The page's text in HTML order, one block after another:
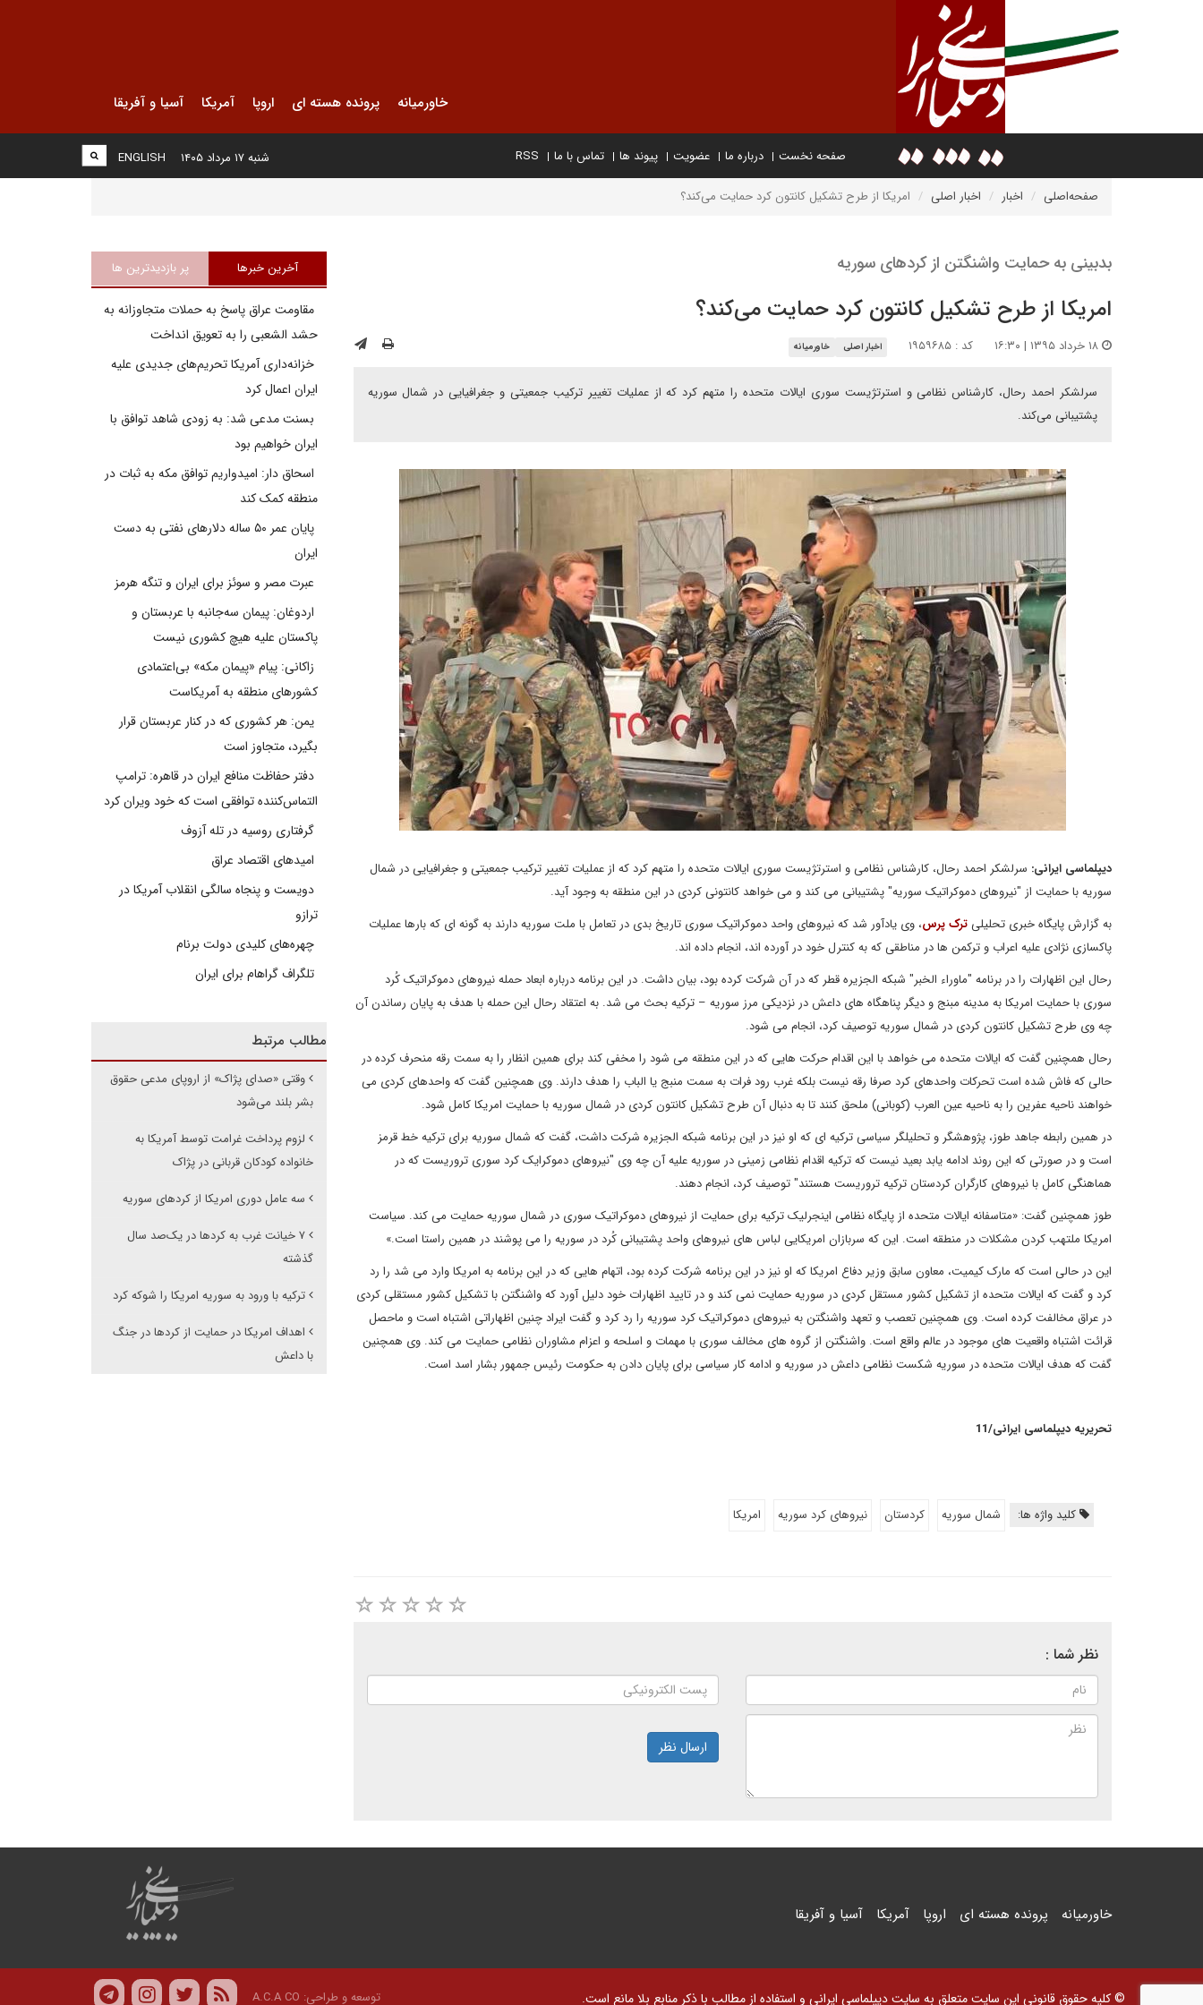
خاورمیانه پرونده هسته ای اروپا آمریکا آسیا و آفریقا
صفحه نخست درباره ما عضویت پیوند ها تماس با ما RSS
ENGLISH شنبه ۱۷ مرداد ۱۴۰۵
صفحه‌اصلی اخبار اخبار اصلی امریکا از طرح تشکیل کانتون کرد حمایت می‌کند؟
بدبینی به حمایت واشنگتن از کردهای سوریه
امریکا از طرح تشکیل کانتون کرد حمایت می‌کند؟
کد : ۱۹۵۹۶۸۵ اخبار اصلی خاورمیانه
سرلشکر احمد رحال، کارشناس نظامی و استرتژیست سوری ایالات متحده را متهم کرد که از عملیات تغییر ترکیب جمعیتی و جغرافیایی در شمال سوریه
پشتیبانی می‌کند.
دیپلماسی ایرانی: سرلشکر احمد رحال، کارشناس نظامی و استرتژیست سوری ایالات متحده را متهم کرد که از عملیات تغییر ترکیب جمعیتی و جغرافیایی در شمال
سوریه با حمایت از "نیروهای دموکراتیک سوریه" پشتیبانی می کند و می خواهد کانتونی کردی در این منطقه به وجود آید.
به گزارش پایگاه خبری تحلیلیترک پرس، وی یادآور شد که نیروهای واحد دموکراتیک سوری تاریخ بدی در تعامل با ملت سوریه دارند به گونه ای که بارها عملیات
پاکسازی نژادی علیه اعراب و ترکمن ها در مناطقی که به کنترل خود در آورده اند، انجام داده اند.
رحال این اظهارات را در برنامه "ماوراء الخبر" شبکه الجزیره قطر که در آن شرکت کرده بود، بیان داشت. در این برنامه درباره ابعاد حمله نیروهای دموکراتیک کُرد
سوری با حمایت امریکا به مدینه مبنج و دیگر پناهگاه های داعش در نزدیکی مرز سوریه – ترکیه بحث می شد. به اعتقاد رحال این حمله با هدف به پایان رساندن آن
چه وی طرح تشکیل کانتون کردی در شمال سوریه توصیف کرد، انجام می شود.
رحال همچنین گفت که ایالات متحده می خواهد با این اقدام حرکت هایی که در این منطقه می شود را مخفی کند برای همین انظار را به سمت رقه منحرف کرده در
حالی که فاش شده است تحرکات واحدهای کرد صرفا رقه نیست بلکه غرب رود فرات به سمت منبج یا الباب را هدف دارند. وی همچنین گفت که واحدهای کردی می
خواهند ناحیه عفرین را به ناحیه عین العرب (کوبانی) ملحق کنند تا به دنبال آن طرح تشکیل کانتون کردی در شمال سوریه با حمایت امریکا کامل شود.
در همین رابطه جاهد طوز، پژوهشگر و تحلیلگر سیاسی ترکیه ای که او نیز در این برنامه شبکه الجزیره شرکت داشت، گفت که شمال سوریه برای ترکیه خط قرمز
است و در صورتی که این روند ادامه یابد بعید نیست که ترکیه اقدام نظامی زمینی در سوریه علیه آن چه وی "نیروهای دموکرایک کرد سوری تروریست که در
هماهنگی کامل با نیروهای کارگران کردستان ترکیه تروریست هستند" توصیف کرد، انجام دهند.
طوز همچنین گفت: «متاسفانه ایالات متحده از پایگاه نظامی اینجرلیک ترکیه برای حمایت از نیروهای دموکراتیک سوری در شمال سوریه حمایت می کند. سیاست
امریکا ملتهب کردن مشکلات در منطقه است. این که سربازان امریکایی لباس های نیروهای واحد پشتیبانی کُرد در سوریه را می پوشند در همین راستا است.»
این در حالی است که مارک کیمیت، معاون سابق وزیر دفاع امریکا که او نیز در این برنامه شرکت کرده بود، اتهام هایی که در این برنامه به امریکا وارد می شد را رد
کرد و گفت که ایالات متحده از تشکیل کشور مستقل کردی در سوریه حمایت نمی کند و در تایید اظهارات خود دلیل آورد که واشنگتن با تشکیل کشور مستقلی کردی
در عراق مخالفت کرده است. وی همچنین تعصب و تعهد واشنگتن به نیروهای دموکراتیک کرد سوریه را رد کرد و گفت ایراد چنین اظهاراتی اشتباه است و ماحصل
قرائت اشتباه واقعیت های موجود در عالم واقع است. واشنگتن از گروه های مخالف سوری با مهمات و اسلحه و اعزام مشاوران نظامی حمایت می کند. وی همچنین
گفت که هدف ایالات متحده در سوریه شکست نظامی داعش در سوریه و ادامه کار سیاسی برای پایان دادن به حکومت رئیس جمهور بشار اسد است.
تحریریه دیپلماسی ایرانی/11
کلید واژه ها: شمال سوریه کردستان نیروهای کرد سوریه امریکا
نظر شما :
ارسال نظر
آخرین خبرها پر بازدیدترین ها
مقاومت عراق پاسخ به حملات متجاوزانه به
حشد الشعبی را به تعویق انداخت
خزانه‌داری آمریکا تحریم‌های جدیدی علیه
ایران اعمال کرد
بسنت مدعی شد: به زودی شاهد توافق با
ایران خواهیم بود
اسحاق دار: امیدواریم توافق مکه به ثبات در
منطقه کمک کند
پایان عمر ۵۰ ساله دلارهای نفتی به دست
ایران
عبرت مصر و سوئز برای ایران و تنگه هرمز
اردوغان: پیمان سه‌جانبه با عربستان و
پاکستان علیه هیچ کشوری نیست
زاکانی: پیام «پیمان مکه» بی‌اعتمادی
کشورهای منطقه به آمریکاست
یمن: هر کشوری که در کنار عربستان قرار
بگیرد، متجاوز است
دفتر حفاظت منافع ایران در قاهره: ترامپ
التماس‌کننده توافقی است که خود ویران کرد
گرفتاری روسیه در تله آزوف
امیدهای اقتصاد عراق
دویست و پنجاه سالگی انقلاب آمریکا در
ترازو
چهره‌های کلیدی دولت برنام
تلگراف گراهام برای ایران
مطالب مرتبط
وقتی «صدای پژاک» از اروپای مدعی حقوق
بشر بلند می‌شود
لزوم پرداخت غرامت توسط آمریکا به
خانواده کودکان قربانی در پژاک
سه عامل دوری امریکا از کردهای سوریه
۷ خیانت غرب به کردها در یک‌صد سال
گذشته
ترکیه با ورود به سوریه امریکا را شوکه کرد
اهداف امریکا در حمایت از کردها در جنگ
با داعش
خاورمیانه پرونده هسته ای اروپا آمریکا آسیا و آفریقا
© کلیه حقوق قانونی این سایت متعلق به سایت دیپلماسی ایرانی و استفاده از مطالب با ذکر منابع بلا مانع است. توسعه و طراحی: A.C.A CO